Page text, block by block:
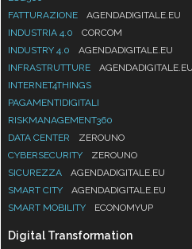
FATTURAZIONE
AGENDADIGITALE.EU
INDUSTRIA 4.0
CORCOM
INDUSTRY 4.0
AGENDADIGITALE.EU
INFRASTRUTTURE
AGENDADIGITALE.EU
INTERNET4THINGS
PAGAMENTIDIGITALI
RISKMANAGEMENT360
DATA CENTER
ZEROUNO
CYBERSECURITY
ZEROUNO
SICUREZZA
AGENDADIGITALE.EU
SMART CITY
AGENDADIGITALE.EU
SMART MOBILITY
ECONOMYUP
Digital Transformation